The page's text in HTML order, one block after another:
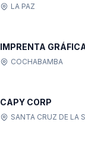
LA PAZ
IMPRENTA
COCHABAMBA
CAPY CORP
SANTA CRUZ DE LA